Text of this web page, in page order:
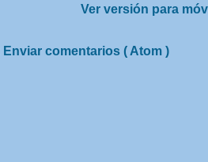
Ver versión para
Enviar comentarios ( Atom )